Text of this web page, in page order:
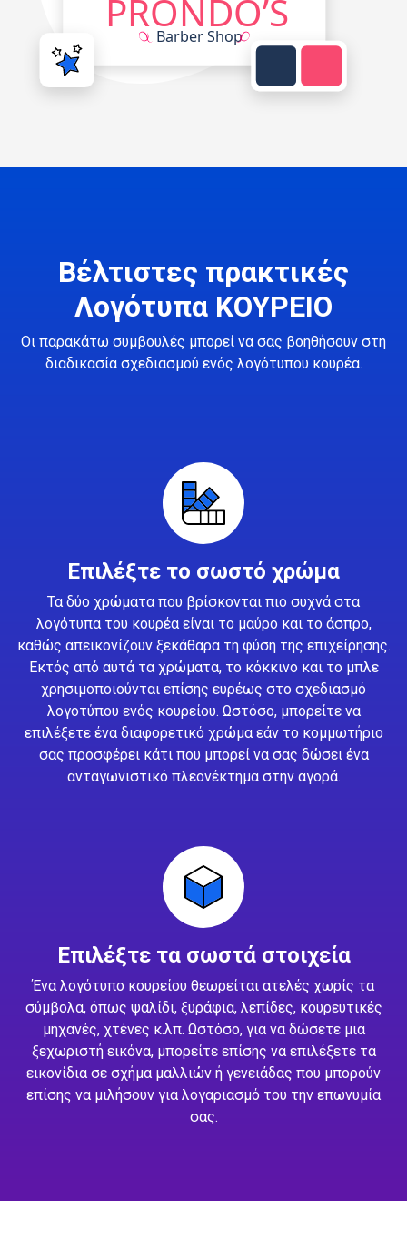
Βέλτιστες πρακτικές
Λογότυπα ΚΟΥΡΕΙΟ
Οι παρακάτω συμβουλές μπορεί να σας βοηθήσουν στη
διαδικασία σχεδιασμού ενός λογότυπου κουρέα.
Επιλέξτε το σωστό χρώμα
Τα δύο χρώματα που βρίσκονται πιο συχνά στα
λογότυπα του κουρέα είναι το μαύρο και το άσπρο,
καθώς απεικονίζουν ξεκάθαρα τη φύση της επιχείρησης.
Εκτός από αυτά τα χρώματα, το κόκκινο και το μπλε
χρησιμοποιούνται επίσης ευρέως στο σχεδιασμό
λογοτύπου ενός κουρείου. Ωστόσο, μπορείτε να
επιλέξετε ένα διαφορετικό χρώμα εάν το κομμωτήριο
σας προσφέρει κάτι που μπορεί να σας δώσει ένα
ανταγωνιστικό πλεονέκτημα στην αγορά.
Επιλέξτε τα σωστά στοιχεία
Ένα λογότυπο κουρείου θεωρείται ατελές χωρίς τα
σύμβολα, όπως ψαλίδι, ξυράφια, λεπίδες, κουρευτικές
μηχανές, χτένες κ.λπ. Ωστόσο, για να δώσετε μια
ξεχωριστή εικόνα, μπορείτε επίσης να επιλέξετε τα
εικονίδια σε σχήμα μαλλιών ή γενειάδας που μπορούν
επίσης να μιλήσουν για λογαριασμό του την επωνυμία
σας.